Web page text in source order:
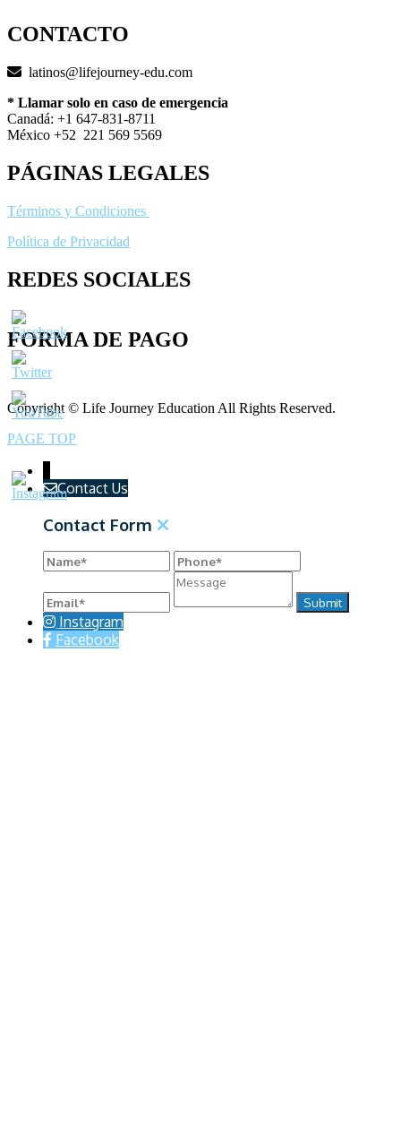
CONTACTO
latinos@lifejourney-edu.com
* Llamar solo en caso de emergencia
Canadá: +1 647-831-8711
México +52 221 569 5569
PÁGINAS LEGALES
Términos y Condiciones
Política de Privacidad
REDES SOCIALES
FORMA DE PAGO
Copyright © Life Journey Education All Rights Reserved.
PAGE TOP
Contact Us
Contact Form
Instagram
Facebook